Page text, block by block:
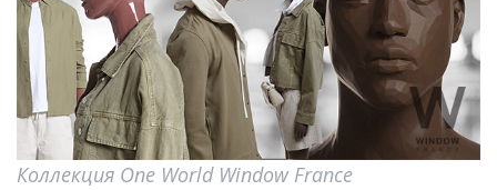
Коллекция One World Window France